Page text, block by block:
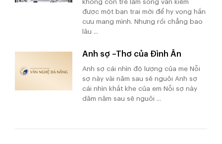
không còn trẻ lắm song vẫn kiếm
được một bạn trai mới để hy vọng hắn
cưu mang mình. Nhưng rồi chẳng bao
lâu ...
Anh sợ –Thơ của Đình Ân
Anh sợ cái nhìn độ lượng của mẹ Nỗi
sợ này vài năm sau sẽ nguôi Anh sợ
cái nhìn khắt khe của em Nỗi sợ này
dăm năm sau sẽ nguôi ...